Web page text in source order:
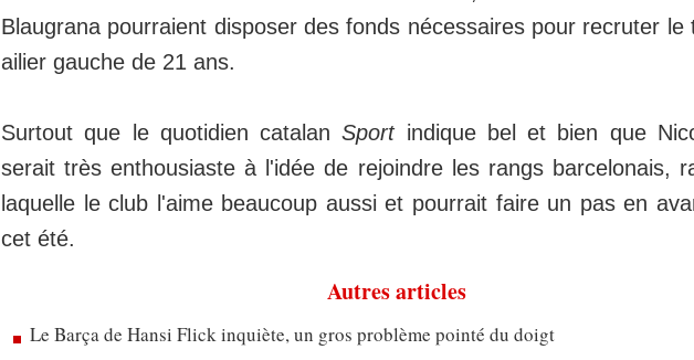
Blaugrana pourraient disposer des fonds nécessaires pour recruter le
ailier gauche de 21 ans.
Surtout que le quotidien catalanSportindique bel et bien que
serait très enthousiaste à l'idée de rejoindre les rangs barcelonais,
laquelle le club l'aime beaucoup aussi et pourrait faire un pas en
cet été.
Autres articles
Le Barça de Hansi Flick inquiète, un gros problème pointé du doigt